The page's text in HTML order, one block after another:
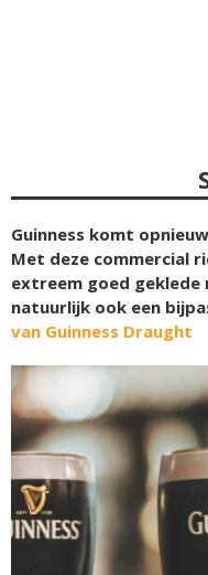
Guinness komt
Met deze commercial
extreem goed geklede
natuurlijk ook een
van Guinness Draught